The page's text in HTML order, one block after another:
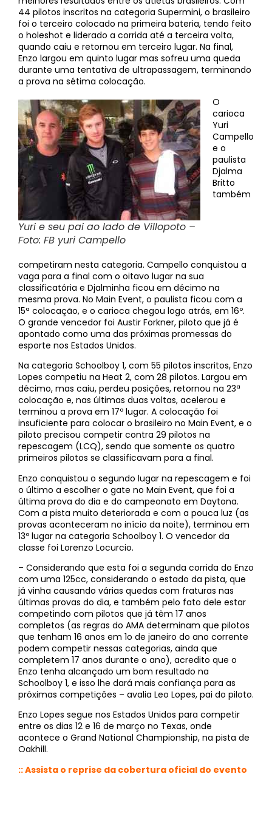
44 pilotos inscritos na categoria Supermini, o brasileiro
foi o terceiro colocado na primeira bateria, tendo feito
o holeshot e liderado a corrida até a terceira volta,
quando caiu e retornou em terceiro lugar. Na final,
Enzo largou em quinto lugar mas sofreu uma queda
durante uma tentativa de ultrapassagem, terminando
a prova na sétima colocação.
Yuri e seu pai ao lado de Villopoto –
Foto: FB yuri Campello
O
carioca
Yuri
Campello
e o
paulista
Djalma
Britto
também
competiram nesta categoria. Campello conquistou a
vaga para a final com o oitavo lugar na sua
classificatória e Djalminha ficou em décimo na
mesma prova. No Main Event, o paulista ficou com a
15ª colocação, e o carioca chegou logo atrás, em 16º.
O grande vencedor foi Austir Forkner, piloto que já é
apontado como uma das próximas promessas do
esporte nos Estados Unidos.
Na categoria Schoolboy 1, com 55 pilotos inscritos, Enzo
Lopes competiu na Heat 2, com 28 pilotos. Largou em
décimo, mas caiu, perdeu posições, retornou na 23ª
colocação e, nas últimas duas voltas, acelerou e
terminou a prova em 17º lugar. A colocação foi
insuficiente para colocar o brasileiro no Main Event, e o
piloto precisou competir contra 29 pilotos na
repescagem (LCQ), sendo que somente os quatro
primeiros pilotos se classificavam para a final.
Enzo conquistou o segundo lugar na repescagem e foi
o último a escolher o gate no Main Event, que foi a
última prova do dia e do campeonato em Daytona.
Com a pista muito deteriorada e com a pouca luz (as
provas aconteceram no início da noite), terminou em
13º lugar na categoria Schoolboy 1. O vencedor da
classe foi Lorenzo Locurcio.
– Considerando que esta foi a segunda corrida do Enzo
com uma 125cc, considerando o estado da pista, que
já vinha causando várias quedas com fraturas nas
últimas provas do dia, e também pelo fato dele estar
competindo com pilotos que já têm 17 anos
completos (as regras do AMA determinam que pilotos
que tenham 16 anos em 1o de janeiro do ano corrente
podem competir nessas categorias, ainda que
completem 17 anos durante o ano), acredito que o
Enzo tenha alcançado um bom resultado na
Schoolboy 1, e isso lhe dará mais confiança para as
próximas competições – avalia Leo Lopes, pai do piloto.
Enzo Lopes segue nos Estados Unidos para competir
entre os dias 12 e 16 de março no Texas, onde
acontece o Grand National Championship, na pista de
Oakhill.
:: Assista o reprise da cobertura oficial do evento